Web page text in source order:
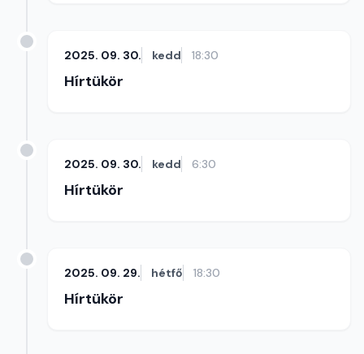
2025. 09. 30. kedd 18:30
Hírtükör
2025. 09. 30. kedd 6:30
Hírtükör
2025. 09. 29. hétfő 18:30
Hírtükör